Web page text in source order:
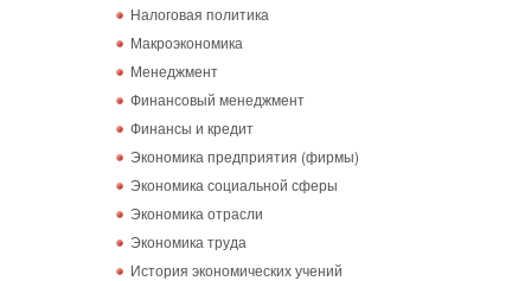
Налоговая политика
Макроэкономика
Менеджмент
Финансовый менеджмент
Финансы и кредит
Экономика предприятия (фирмы)
Экономика социальной сферы
Экономика отрасли
Экономика труда
История экономических учений